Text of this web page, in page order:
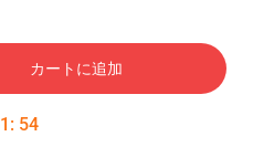
カートに追加
: 54